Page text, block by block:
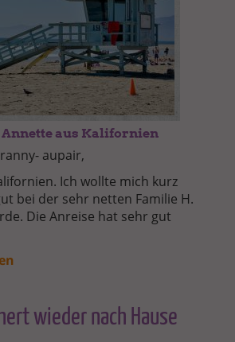
Annette aus Kalifornien
aupair,
Ich wollte mich kurz
bei der sehr netten Familie H.
Die Anreise hat sehr gut
wieder nach Hause